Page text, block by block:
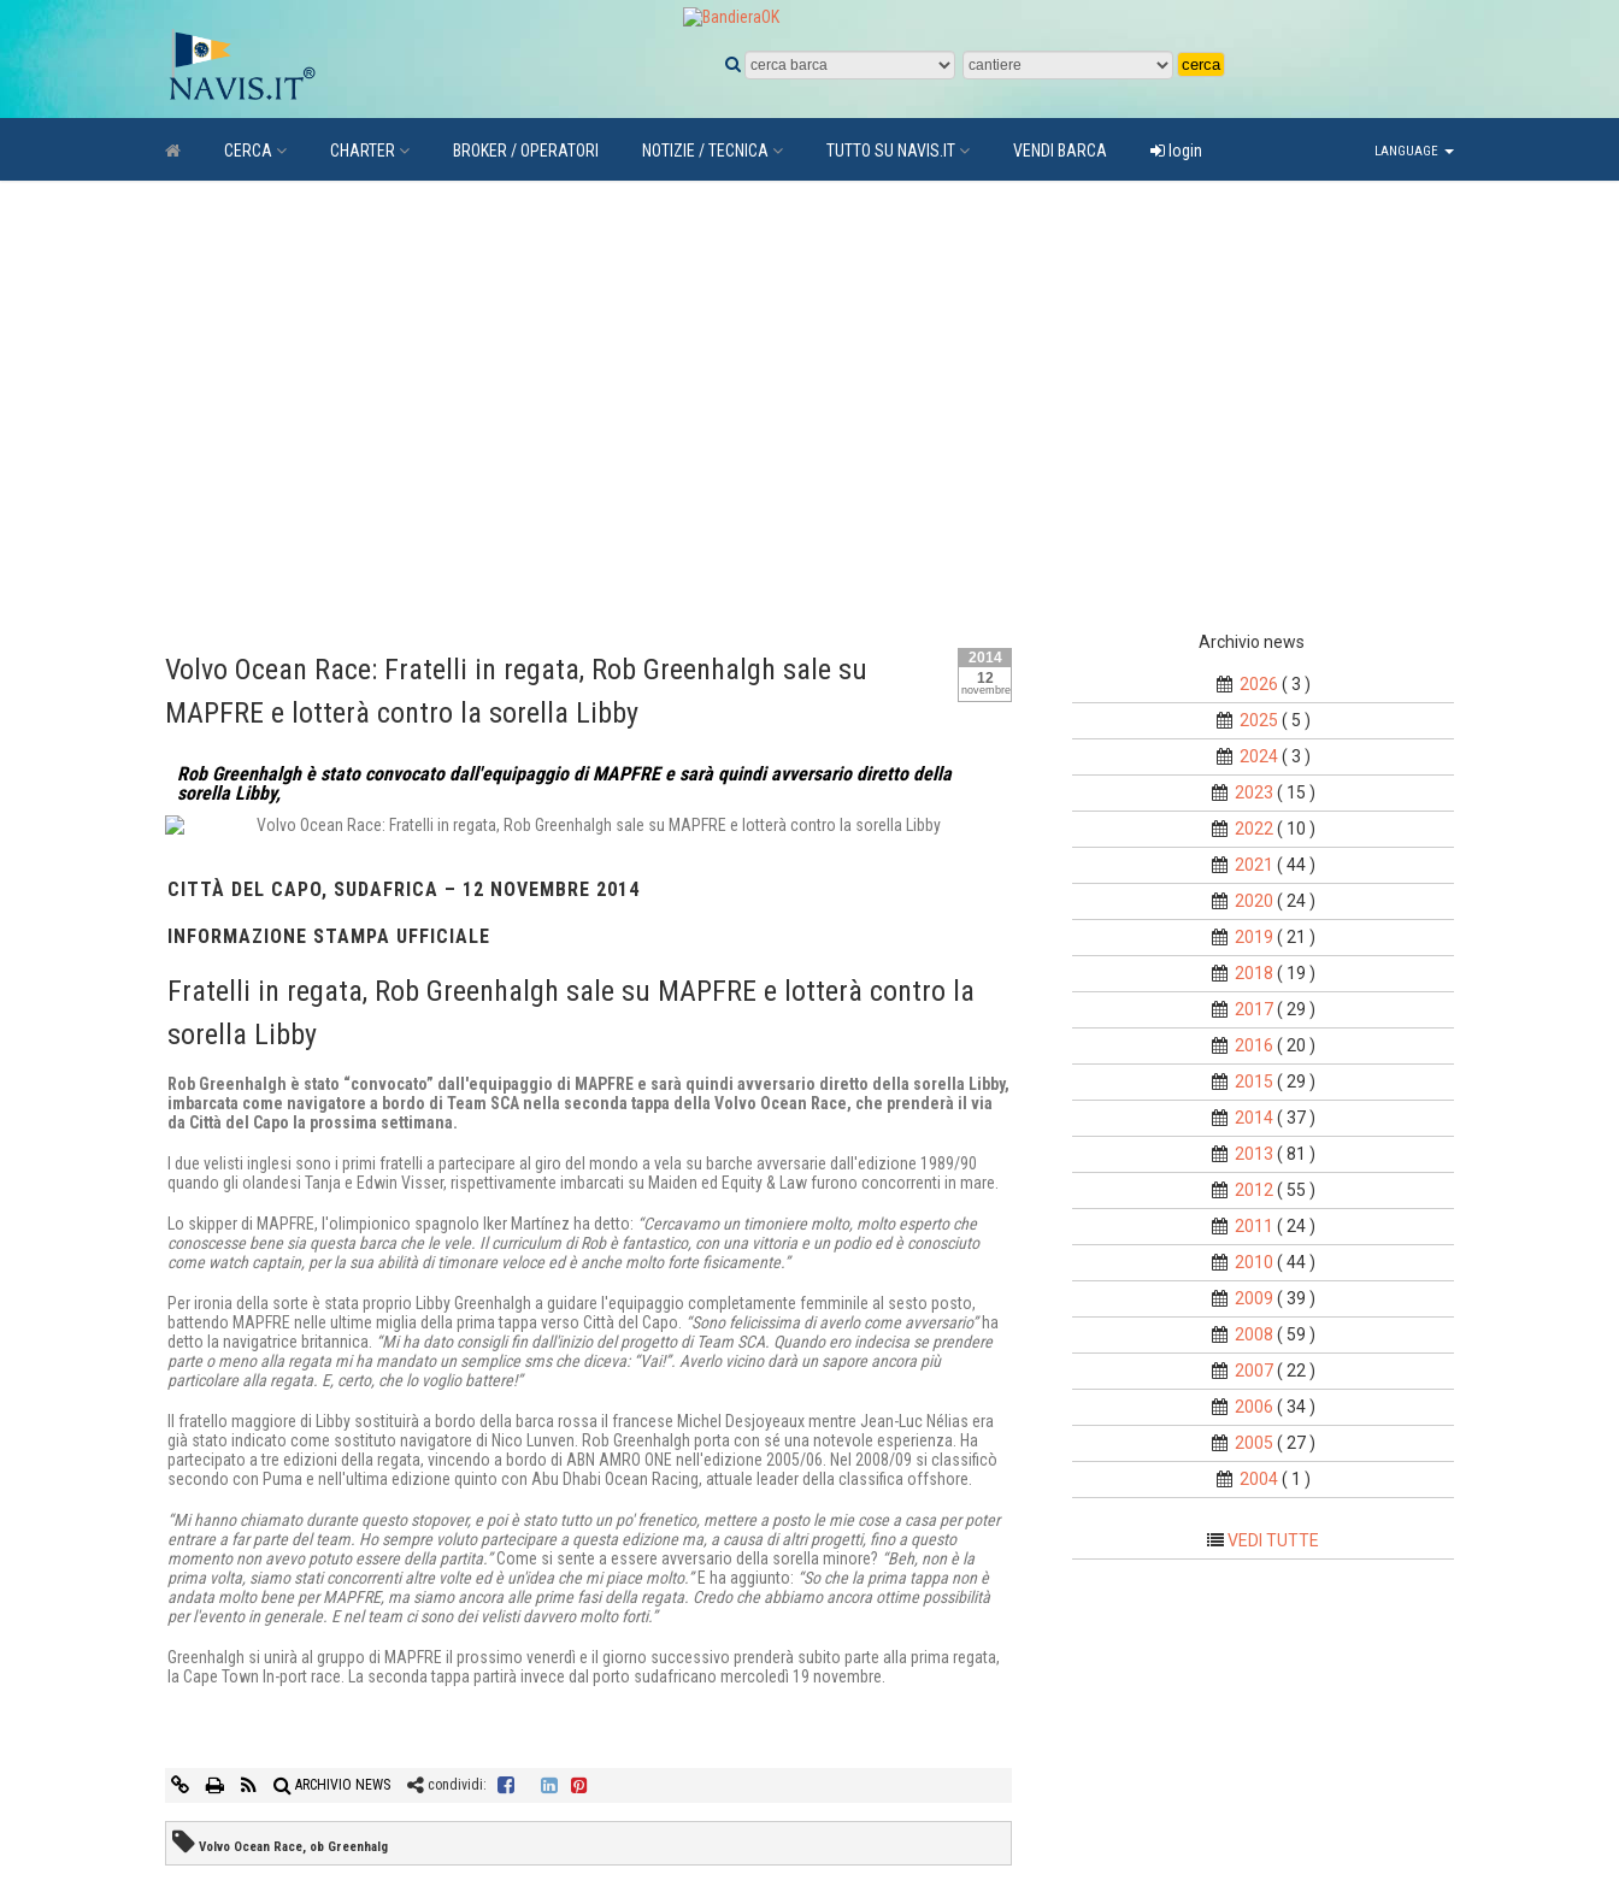
LANGUAGE
CERCA CHARTER BROKER / OPERATORI NOTIZIE / TECNICA TUTTO SU NAVIS.IT VENDI BARCA login
2014
12
novembre
Volvo Ocean Race: Fratelli in regata, Rob Greenhalgh sale su
MAPFRE e lotterà contro la sorella Libby
Rob Greenhalgh è stato convocato dall'equipaggio di MAPFRE e sarà quindi avversario diretto della
sorella Libby,
CITTÀ DEL CAPO, SUDAFRICA – 12 NOVEMBRE 2014
INFORMAZIONE STAMPA UFFICIALE
Fratelli in regata, Rob Greenhalgh sale su MAPFRE e lotterà contro la
sorella Libby
Rob Greenhalgh è stato “convocato” dall'equipaggio di MAPFRE e sarà quindi avversario diretto della sorella Libby,
imbarcata come navigatore a bordo di Team SCA nella seconda tappa della Volvo Ocean Race, che prenderà il via
da Città del Capo la prossima settimana.
I due velisti inglesi sono i primi fratelli a partecipare al giro del mondo a vela su barche avversarie dall'edizione 1989/90
quando gli olandesi Tanja e Edwin Visser, rispettivamente imbarcati su Maiden ed Equity & Law furono concorrenti in mare.
Lo skipper di MAPFRE, l'olimpionico spagnolo Iker Martínez ha detto: “Cercavamo un timoniere molto, molto esperto che
conoscesse bene sia questa barca che le vele. Il curriculum di Rob è fantastico, con una vittoria e un podio ed è conosciuto
come watch captain, per la sua abilità di timonare veloce ed è anche molto forte fisicamente.”
Per ironia della sorte è stata proprio Libby Greenhalgh a guidare l'equipaggio completamente femminile al sesto posto,
battendo MAPFRE nelle ultime miglia della prima tappa verso Città del Capo. “Sono felicissima di averlo come avversario”ha
detto la navigatrice britannica. “Mi ha dato consigli fin dall'inizio del progetto di Team SCA. Quando ero indecisa se prendere
parte o meno alla regata mi ha mandato un semplice sms che diceva: “Vai!”. Averlo vicino darà un sapore ancora più
particolare alla regata. E, certo, che lo voglio battere!”
Il fratello maggiore di Libby sostituirà a bordo della barca rossa il francese Michel Desjoyeaux mentre Jean-Luc Nélias era
già stato indicato come sostituto navigatore di Nico Lunven. Rob Greenhalgh porta con sé una notevole esperienza. Ha
partecipato a tre edizioni della regata, vincendo a bordo di ABN AMRO ONE nell'edizione 2005/06. Nel 2008/09 si classificò
secondo con Puma e nell'ultima edizione quinto con Abu Dhabi Ocean Racing, attuale leader della classifica offshore.
“Mi hanno chiamato durante questo stopover, e poi è stato tutto un po' frenetico, mettere a posto le mie cose a casa per poter
entrare a far parte del team. Ho sempre voluto partecipare a questa edizione ma, a causa di altri progetti, fino a questo
momento non avevo potuto essere della partita.”Come si sente a essere avversario della sorella minore? “Beh, non è la
prima volta, siamo stati concorrenti altre volte ed è un'idea che mi piace molto.”E ha aggiunto: “So che la prima tappa non è
andata molto bene per MAPFRE, ma siamo ancora alle prime fasi della regata. Credo che abbiamo ancora ottime possibilità
per l'evento in generale. E nel team ci sono dei velisti davvero molto forti.”
Greenhalgh si unirà al gruppo di MAPFRE il prossimo venerdì e il giorno successivo prenderà subito parte alla prima regata,
la Cape Town In-port race. La seconda tappa partirà invece dal porto sudafricano mercoledì 19 novembre.
ARCHIVIO NEWS condividi:
Volvo Ocean Race, ob Greenhalg
Archivio news
2026 ( 3 )
2025 ( 5 )
2024 ( 3 )
2023 ( 15 )
2022 ( 10 )
2021 ( 44 )
2020 ( 24 )
2019 ( 21 )
2018 ( 19 )
2017 ( 29 )
2016 ( 20 )
2015 ( 29 )
2014 ( 37 )
2013 ( 81 )
2012 ( 55 )
2011 ( 24 )
2010 ( 44 )
2009 ( 39 )
2008 ( 59 )
2007 ( 22 )
2006 ( 34 )
2005 ( 27 )
2004 ( 1 )
VEDI TUTTE